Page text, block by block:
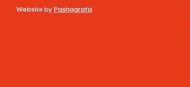
Website by Pashagrafix